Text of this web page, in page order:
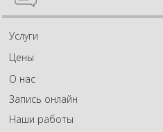
Услуги
Цены
О нас
Запись онлайн
Наши работы